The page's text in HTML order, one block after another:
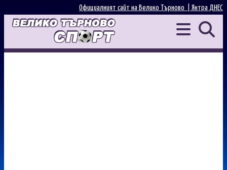
Янтра ДНЕС
Официалният сайт на Велико Търново |